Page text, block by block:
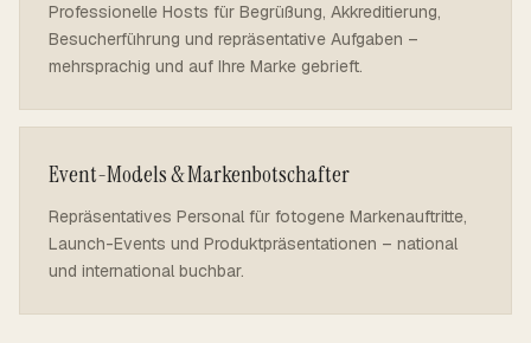
Professionelle Hosts für Begrüßung, Akkreditierung,
Besucherführung und repräsentative Aufgaben –
mehrsprachig und auf Ihre Marke gebrieft.
Event-Models & Markenbotschafter
Repräsentatives Personal für fotogene Markenauftritte,
Launch-Events und Produktpräsentationen – national
und international buchbar.